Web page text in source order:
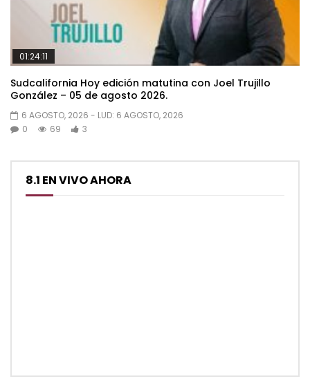
01:24:11
Sudcalifornia Hoy edición matutina con Joel Trujillo
González – 05 de agosto 2026.
6 AGOSTO, 2026 - LUD: 6 AGOSTO, 2026
0
69 3
8.1 EN VIVO AHORA